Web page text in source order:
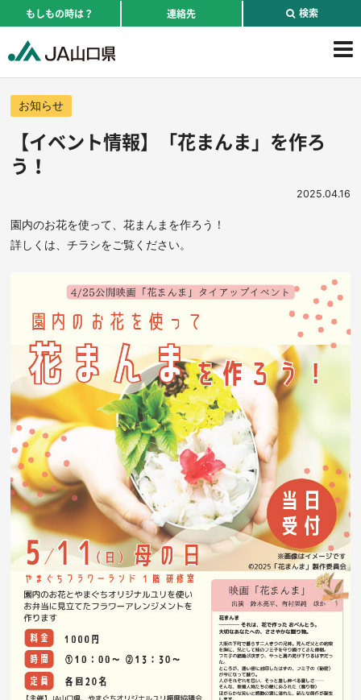
もしもの時は？ 連絡先 検索
お知らせ
【イベント情報】「花まんま」を作ろ
う！
2025.04.16
園内のお花を使って、花まんまを作ろう！
詳しくは、チラシをご覧ください。